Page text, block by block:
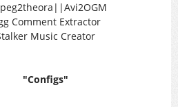
Comment Extractor
Music Creator
"Configs"